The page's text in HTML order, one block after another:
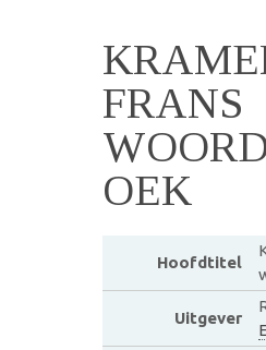
FRANS
OEK
Hoofdtitel
Uitgever